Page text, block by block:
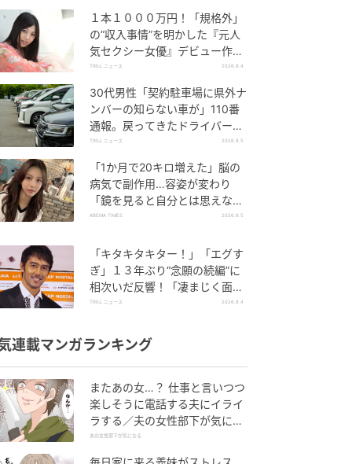
１本１０００万円！「規格外」
の“収入事情”を明かした『元人
気セクシー女優』デビュー作
が“１０万本”を記録した逸材
TRILL ニュース 2026.8.4
30代男性「契約駐車場に県外ナ
ンバーの知らない車が」110番
通報。戻ってきたドライバー
の“言い分”に「口論になった」
TRILL ニュース 2026.8.5
「1か月で20キロ増えた」脳の
病気で副作用…容姿が変わり
「鏡を見ると自分とは思えなか
った」壮絶な闘病生活明かす
ABEMA TIMES 2026.8.5
「キタキタキター！」「エグす
ぎ」１３年ぶり“念願の続編”に
相次いだ反響！「凄まじく面白
い」“賞 総なめ”『伝説級ドラ
TRILL ニュース 2026.8.4
連載マンガランキング
またあの女…？ 仕事と言いつつ
楽しそうに電話する夫にイライ
ラする／夫の女性部下が気にな
る（1）【夫婦の危機 まんが】
夫の女性部下が気になる